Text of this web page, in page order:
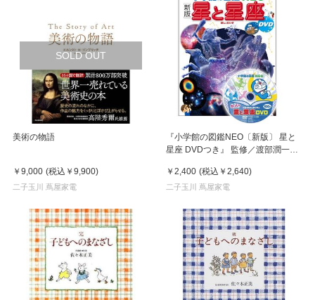
SOLD OUT
美術の物語
￥9,000 (税込 ￥9,900)
二子玉川 蔦屋家電
『小学館の図鑑NEO〔新版〕 星と
星座 DVDつき』 監修／渡部潤一
￥2,400 (税込 ￥2,640)
二子玉川 蔦屋家電